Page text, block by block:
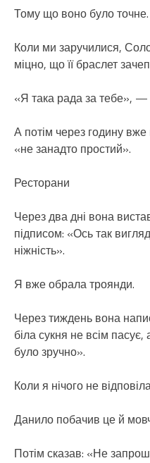
Тому що воно було точне.
Коли ми заручилися,
міцно, що її браслет
«Я така рада за тебе», —
А потім через годину
«не занадто простий».
Ресторани
Через два дні вона
підписом: «Ось так
ніжність».
Я вже обрала троянди.
Через тиждень вона
біла сукня не всім
було зручно».
Коли я нічого не
Данило побачив це й
Потім сказав: «Не